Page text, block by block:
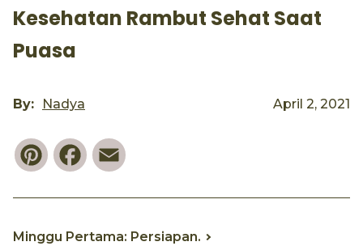
Kesehatan Rambut Sehat Saat
Puasa
By: Nadya April 2, 2021
PinterestFacebook
Minggu Pertama: Persiapan.